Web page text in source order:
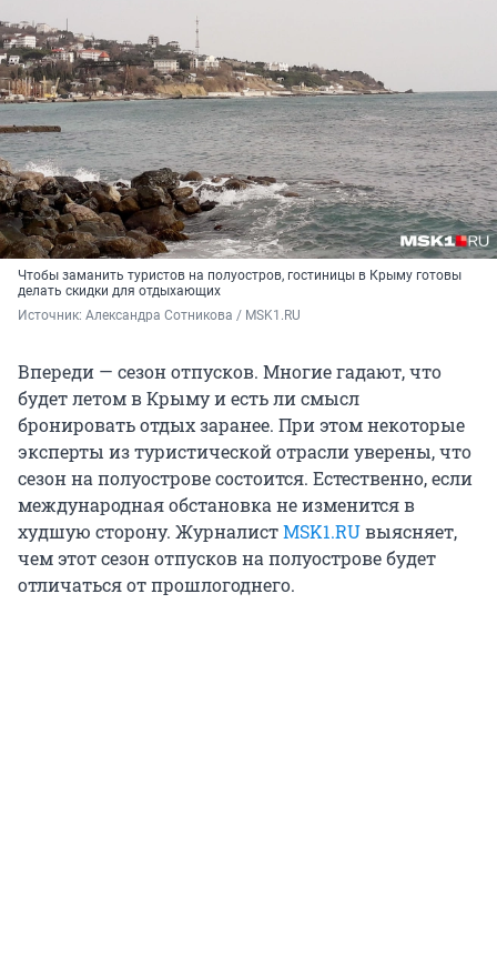
Чтобы заманить туристов на полуостров, гостиницы в Крыму готовы
делать скидки для отдыхающих
Источник: Александра Сотникова / MSK1.RU
Впереди — сезон отпусков. Многие гадают, что
будет летом в Крыму и есть ли смысл
бронировать отдых заранее. При этом некоторые
эксперты из туристической отрасли уверены, что
сезон на полуострове состоится. Естественно, если
международная обстановка не изменится в
худшую сторону. ЖурналистMSK1.RUвыясняет,
чем этот сезон отпусков на полуострове будет
отличаться от прошлогоднего.